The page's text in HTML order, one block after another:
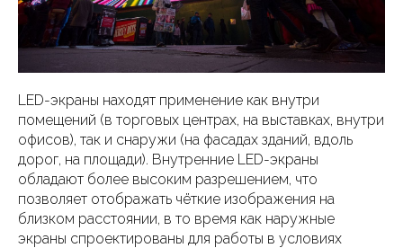
LED-экраны находят применение как внутри
помещений (в торговых центрах, на выставках, внутри
офисов), так и снаружи (на фасадах зданий, вдоль
дорог, на площади). Внутренние LED-экраны
обладают более высоким разрешением, что
позволяет отображать чёткие изображения на
близком расстоянии, в то время как наружные
экраны спроектированы для работы в условиях